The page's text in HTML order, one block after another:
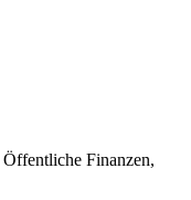
Finanzen,